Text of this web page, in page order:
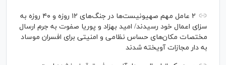
۲ عامل مهم صهیونیست‌ها در جنگ‌های ۱۲ روزه و ۴۰ روزه به
سزای اعمال خود رسیدند/ امید بهزاد و پوریا صفوت به جرم ارسال
مختصات مکان‌های حساس نظامی و امنیتی برای افسران موساد
به دار مجازات آویخته شدند